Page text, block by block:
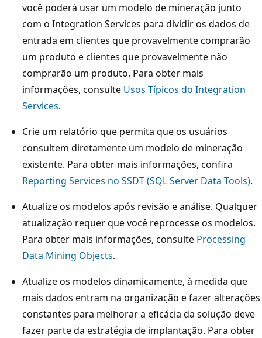
você poderá usar um modelo de mineração junto
com o Integration Services para dividir os dados de
entrada em clientes que provavelmente comprarão
um produto e clientes que provavelmente não
comprarão um produto. Para obter mais
informações, consulte Usos Típicos do Integration
Services.
Crie um relatório que permita que os usuários
consultem diretamente um modelo de mineração
existente. Para obter mais informações, confira
Reporting Services no SSDT (SQL Server Data Tools).
Atualize os modelos após revisão e análise. Qualquer
atualização requer que você reprocesse os modelos.
Para obter mais informações, consulte Processing
Data Mining Objects.
Atualize os modelos dinamicamente, à medida que
mais dados entram na organização e fazer alterações
constantes para melhorar a eficácia da solução deve
fazer parte da estratégia de implantação. Para obter